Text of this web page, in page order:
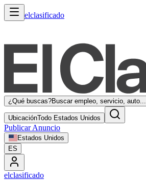
elclasificado
¿Qué buscas?Buscar empleo, servicio, auto...
UbicaciónTodo Estados Unidos
Publicar Anuncio
Estados Unidos
ES
elclasificado